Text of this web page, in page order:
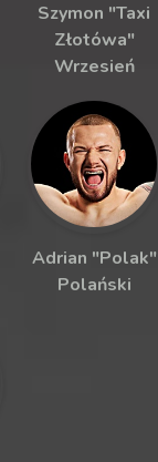
Szymon "Taxi
Złotówa"
Wrzesień
Adrian "Polak"
Polański